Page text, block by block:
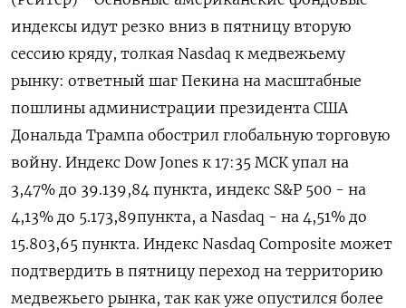
индексы идут резко вниз в пятницу вторую
сессию кряду, толкая Nasdaq к медвежьему
рынку: ответный шаг Пекина на масштабные
пошлины администрации президента США
Дональда Трампа обострил глобальную торговую
войну. Индекс Dow Jones к 17:35 МСК упал на
3,47% до 39.139,84 пункта, индекс S&P 500 - на
4,13% до 5.173,89​ пункта, а Nasdaq - на 4,51% до
15.803,65 пункта. Индекс Nasdaq Composite может
подтвердить в пятницу переход на территорию
медвежьего рынка, так как уже опустился более